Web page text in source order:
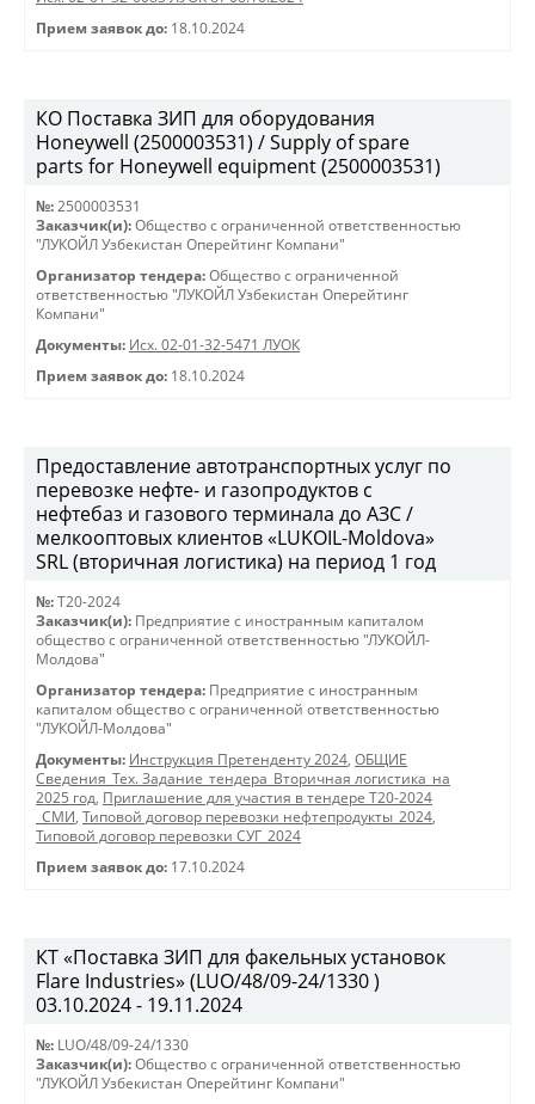
Прием заявок до: 18.10.2024
КО Поставка ЗИП для оборудования
Honeywell (2500003531) / Supply of spare
parts for Honeywell equipment (2500003531)
№: 2500003531
Заказчик(и): Общество с ограниченной ответственностью
"ЛУКОЙЛ Узбекистан Оперейтинг Компани"
Организатор тендера: Общество с ограниченной
ответственностью "ЛУКОЙЛ Узбекистан Оперейтинг
Компани"
Документы: Исх. 02-01-32-5471 ЛУОК
Прием заявок до: 18.10.2024
Предоставление автотранспортных услуг по
перевозке нефте- и газопродуктов с
нефтебаз и газового терминала до АЗС /
мелкооптовых клиентов «LUKOIL-Moldova»
SRL (вторичная логистика) на период 1 год
№: T20-2024
Заказчик(и): Предприятие с иностранным капиталом
общество с ограниченной ответственностью "ЛУКОЙЛ-
Молдова"
Организатор тендера: Предприятие с иностранным
капиталом общество с ограниченной ответственностью
"ЛУКОЙЛ-Молдова"
Документы: Инструкция Претенденту 2024, ОБЩИЕ
Сведения_Тех. Задание_тендера_Вторичная логистика_на
2025 год, Приглашение для участия в тендере Т20-2024
_СМИ, Типовой договор перевозки нефтепродукты_2024,
Типовой договор перевозки СУГ_2024
Прием заявок до: 17.10.2024
КТ «Поставка ЗИП для факельных установок
Flare Industries» (LUO/48/09-24/1330 )
03.10.2024 - 19.11.2024
№: LUO/48/09-24/1330
Заказчик(и): Общество с ограниченной ответственностью
"ЛУКОЙЛ Узбекистан Оперейтинг Компани"